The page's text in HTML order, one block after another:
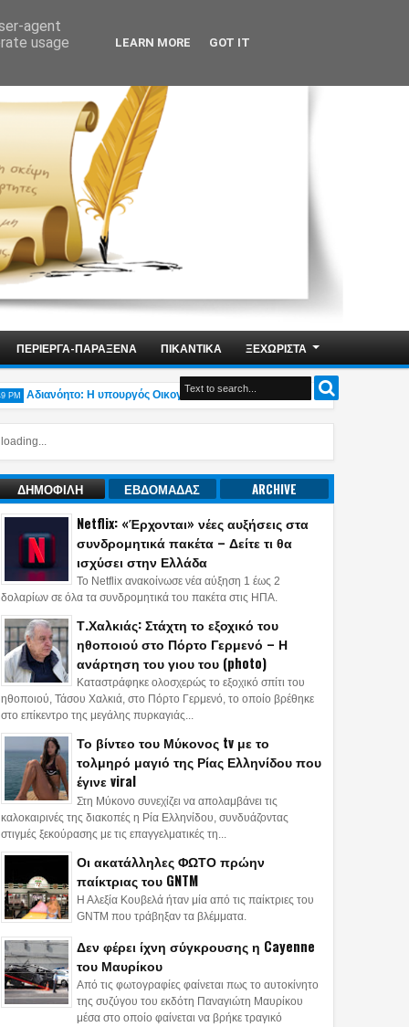
ΠΕΡΙΕΡΓΑ-ΠΑΡΑΞΕΝΑ ΠΙΚΑΝΤΙΚΑ ΞΕΧΩΡΙΣΤΑ
Αδιανόητο: Η υπουργός Οικογένειας Δ.Μιχαηλίδου δηλώνει «Δεν υπάρχει η
loading...
ΔΗΜΟΦΙΛΗ ΕΒΔΟΜΑΔΑΣ ARCHIVE
Netflix: «Έρχονται» νέες αυξήσεις στα
συνδρομητικά πακέτα – Δείτε τι θα
ισχύσει στην Ελλάδα
Το Netflix ανακοίνωσε νέα αύξηση 1 έως 2
δολαρίων σε όλα τα συνδρομητικά του πακέτα στις ΗΠΑ.
Τ.Χαλκιάς: Στάχτη το εξοχικό του
ηθοποιού στο Πόρτο Γερμενό – Η
ανάρτηση του γιου του (photo)
Καταστράφηκε ολοσχερώς το εξοχικό σπίτι του
ηθοποιού, Τάσου Χαλκιά, στο Πόρτο Γερμενό, το οποίο βρέθηκε
στο επίκεντρο της μεγάλης πυρκαγιάς...
Το βίντεο του Μύκονος tv με το
τολμηρό μαγιό της Ρίας Ελληνίδου που
έγινε viral
Στη Μύκονο συνεχίζει να απολαμβάνει τις
καλοκαιρινές της διακοπές η Ρία Ελληνίδου, συνδυάζοντας
στιγμές ξεκούρασης με τις επαγγελματικές τη...
Οι ακατάλληλες ΦΩΤΟ πρώην
παίκτριας του GNTM
Η Αλεξία Κουβελά ήταν μία από τις παίκτριες του
GNTM που τράβηξαν τα βλέμματα.
Δεν φέρει ίχνη σύγκρουσης η Cayenne
του Μαυρίκου
Από τις φωτογραφίες φαίνεται πως το αυτοκίνητο
της συζύγου του εκδότη Παναγιώτη Μαυρίκου
μέσα στο οποίο φαίνεται να βρήκε τραγικό
agent
usage
LEARN MORE GOT IT